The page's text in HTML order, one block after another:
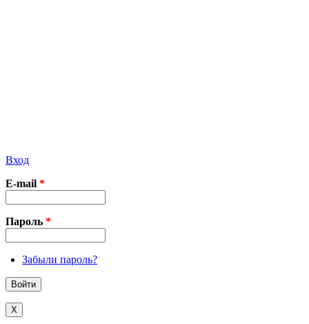
Вход
E-mail *
Пароль *
Забыли пароль?
X